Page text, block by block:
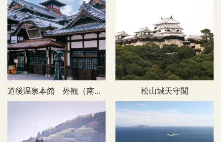
道後温泉本館 外観（南西・昼）D2 松山城天守閣